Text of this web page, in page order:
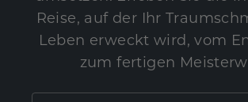
Reise, auf der Ihr
Leben erweckt wird, vom
zum fertigen